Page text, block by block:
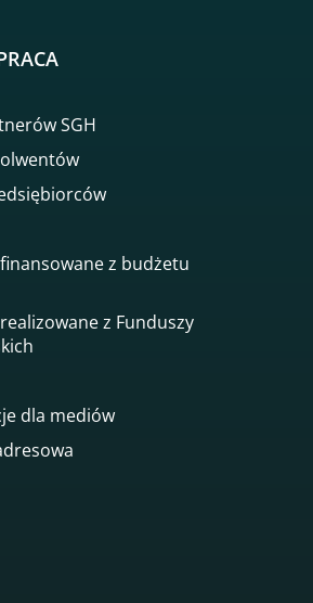
SGH
z budżetu
z Funduszy
dla mediów